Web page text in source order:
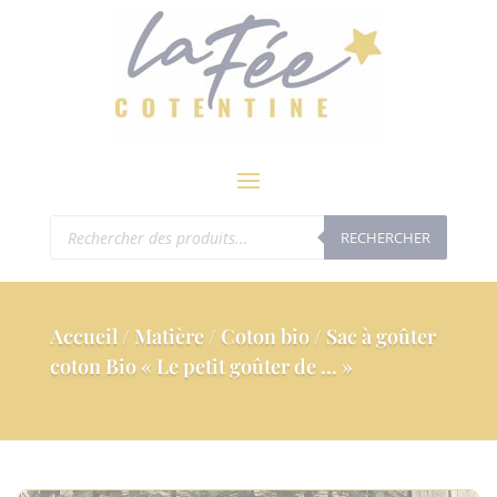
de RECHERCHER
Accueil/ Matière/ Coton bio/ Sac à goûter
coton Bio « Le petit goûter de … »
modal-check